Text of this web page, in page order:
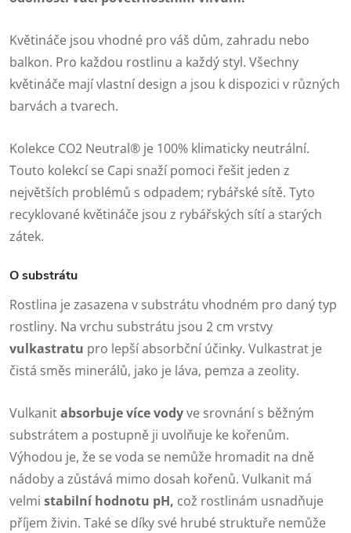
Květináče jsou vhodné pro váš dům, zahradu nebo
balkon. Pro každou rostlinu a každý styl. Všechny
květináče mají vlastní design a jsou k dispozici v různých
barvách a tvarech.
Kolekce CO2 Neutral® je 100% klimaticky neutrální.
Touto kolekcí se Capi snaží pomoci řešit jeden z
největších problémů s odpadem; rybářské sítě. Tyto
recyklované květináče jsou z rybářských sítí a starých
zátek.
O substrátu
Rostlina je zasazena v substrátu vhodném pro daný typ
rostliny. Na vrchu substrátu jsou 2 cm vrstvy
vulkastratu pro lepší absorbční účinky. Vulkastrat je
čistá směs minerálů, jako je láva, pemza a zeolity.
Vulkanitabsorbuje více vodyve srovnání s běžným
substrátem a postupně ji uvolňuje ke kořenům.
Výhodou je, že se voda se nemůže hromadit na dně
nádoby a zůstává mimo dosah kořenů. Vulkanit má
velmi stabilní hodnotu pH, což rostlinám usnadňuje
příjem živin. Také se díky své hrubé struktuře nemůže